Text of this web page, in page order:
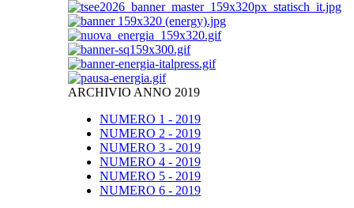
ARCHIVIO ANNO 2019
NUMERO 1 - 2019
NUMERO 2 - 2019
NUMERO 3 - 2019
NUMERO 4 - 2019
NUMERO 5 - 2019
NUMERO 6 - 2019